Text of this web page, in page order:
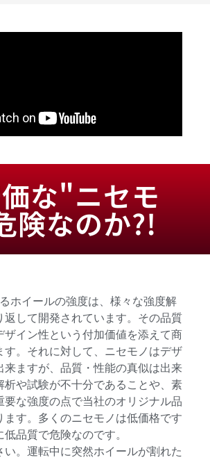
な"ニセモ
険なのか?!
ホイールの強度は、様々な強度解
返して開発されています。その品質
ザイン性という付加価値を添えて商
す。それに対して、ニセモノはデザ
来ますが、品質・性能の真似は出来
析や試験が不十分であることや、素
要な強度の点で当社のオリジナル品
ます。多くのニセモノは低価格です
低品質で危険なのです。
い。運転中に突然ホイールが割れた